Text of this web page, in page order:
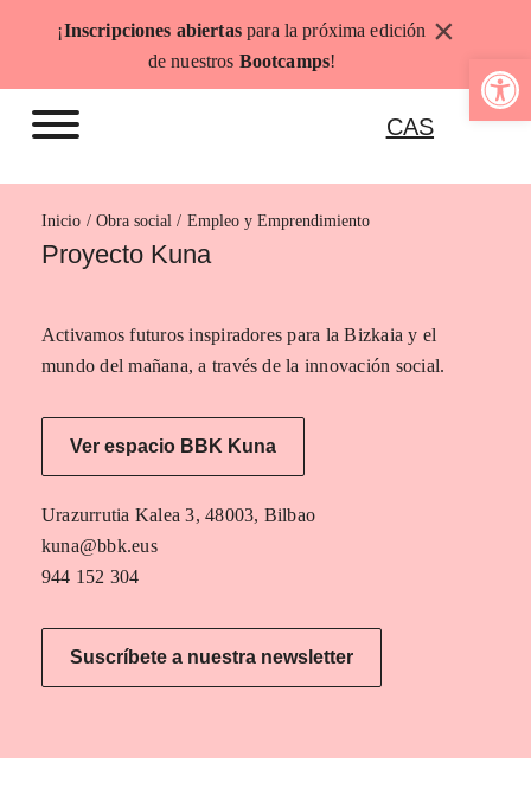
Abrir
¡Inscripciones abiertaspara la próxima edición
de nuestros Bootcamps!
×
CAS
Inicio Empleo y Emprendimiento
Proyecto Kuna
Activamos futuros inspiradores para la Bizkaia y el
mundo del mañana, a través de la innovación social.
Ver espacio BBK Kuna
Urazurrutia Kalea 3, 48003, Bilbao
kuna@bbk.eus
944 152 304
Suscríbete a nuestra newsletter